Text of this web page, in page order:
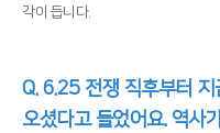
각이 듭니다.
Q. 6.25 전쟁 직후부터
오셨다고 들었어요. 역사